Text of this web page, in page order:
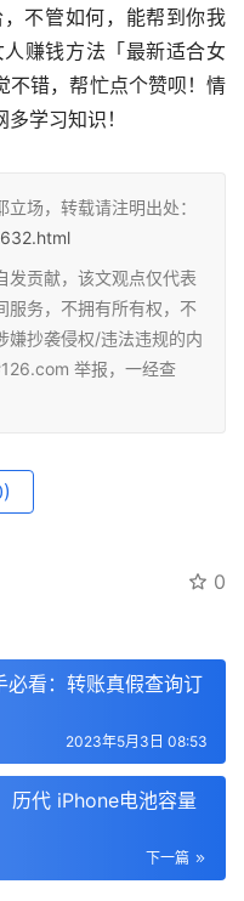
不管如何，能帮到你我
赚钱方法「最新适合女
不错，帮忙点个赞呗！情
多学习知识！
场，转载请注明出处：
发贡献，该文观点仅代表
服务，不拥有所有权，不
嫌抄袭侵权/违法违规的内
举报，一经查
0
必看：转账真假查询订
2023年5月3日 08:53
历代 iPhone电池容量
下一篇